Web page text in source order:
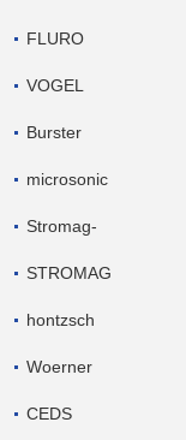
FLURO
VOGEL
Burster
microsonic
Stromag-
STROMAG
hontzsch
Woerner
CEDS